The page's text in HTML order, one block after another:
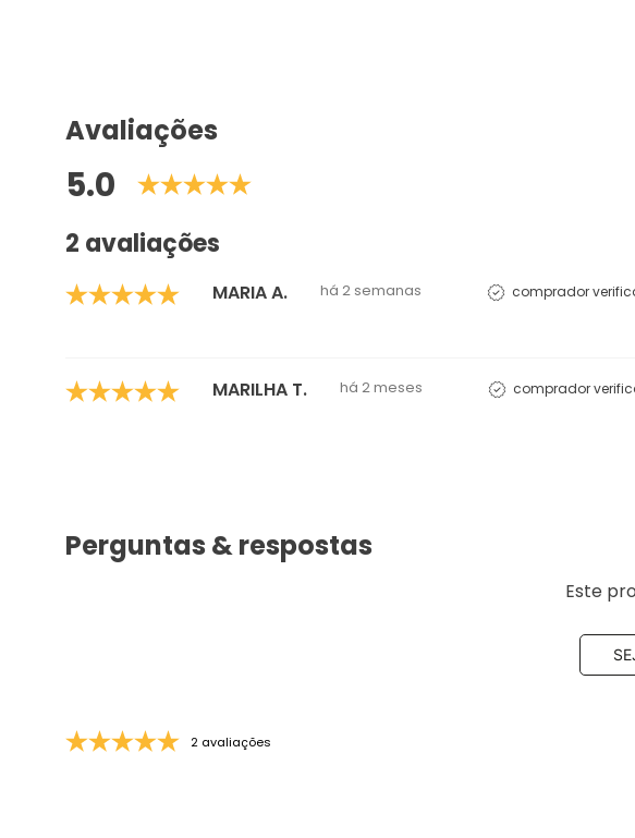
Avaliações
5.0
2 avaliações
MARIA A. há 2 semanas comprador
MARILHA T. há 2 meses comprador
Perguntas & respostas
Este
2 avaliações